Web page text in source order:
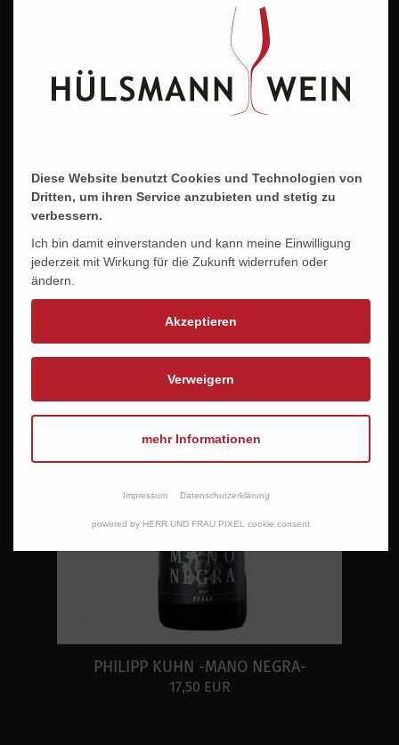
Allergene
enthält Sulfite
ZU DIESEM PRODUKT PASST ...
PHILIPP KUHN -MANO NEGRA-
17,50 EUR
Diese Website benutzt Cookies und Technologien von
Dritten, um ihren Service anzubieten und stetig zu
verbessern.
Ich bin damit einverstanden und kann meine Einwilligung
jederzeit mit Wirkung für die Zukunft widerrufen oder
ändern.
Akzeptieren
Verweigern
mehr Informationen
Impressum Datenschutzerklärung
powered by HERR UND FRAU PIXEL cookie consent